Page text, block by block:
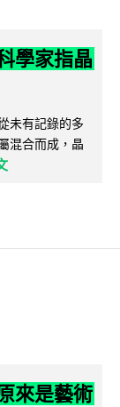
學家指晶
未有記錄的多
混合而成，晶
來是藝術